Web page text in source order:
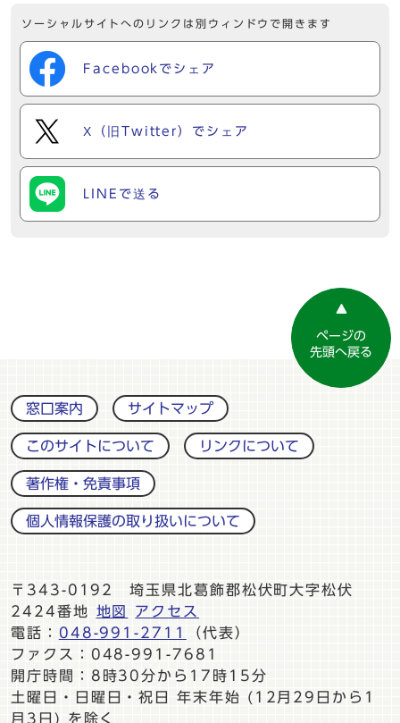
ソーシャルサイトへのリンクは別ウィンドウで開きます
Facebookでシェア
X（旧Twitter）でシェア
LINEで送る
ページの
先頭へ戻る
窓口案内 サイトマップ
このサイトについて リンクについて
著作権・免責事項
個人情報保護の取り扱いについて
〒343-0192 埼玉県北葛飾郡松伏町大字松伏
2424番地
地図
アクセス
電話： 048-991-2711
（代表）
ファクス：048-991-7681
開庁時間：8時30分から17時15分
土曜日・日曜日・祝日 年末年始 (12月29日から1
月3日) を除く